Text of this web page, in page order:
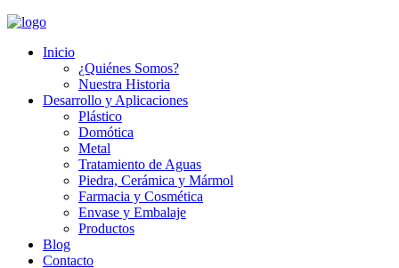
Inicio
¿Quiénes Somos?
Nuestra Historia
Desarrollo y Aplicaciones
Plástico
Domótica
Metal
Tratamiento de Aguas
Piedra, Cerámica y Mármol
Farmacia y Cosmética
Envase y Embalaje
Productos
Blog
Contacto